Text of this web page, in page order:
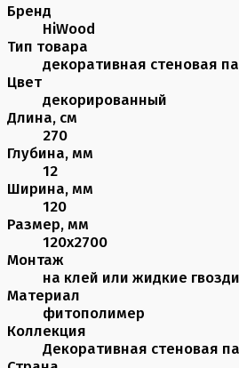
Бренд
HiWood
Тип товара
декоративная стеновая
Цвет
декорированный
Длина, см
270
Глубина, мм
12
Ширина, мм
120
Размер, мм
120х2700
Монтаж
на клей или жидкие гвозди
Материал
фитополимер
Коллекция
Декоративная стеновая